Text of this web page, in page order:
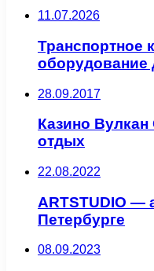
11.07.2026
Транспортное
оборудование
28.09.2017
Казино
отдых
22.08.2022
ARTSTUDIO —
Петербурге
08.09.2023